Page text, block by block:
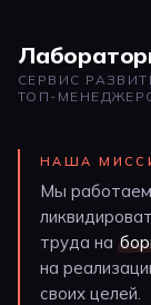
СЕРВИС
ТОП-
НАША
Мы
труда на
на
своих целей.